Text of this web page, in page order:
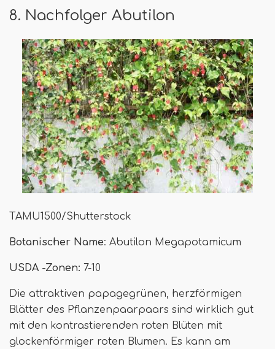
8. Nachfolger Abutilon
TAMU1500/Shutterstock
Botanischer Name: Abutilon Megapotamicum
USDA -Zonen: 7-10
Die attraktiven papagegrünen, herzförmigen
Blätter des Pflanzenpaarpaars sind wirklich gut
mit den kontrastierenden roten Blüten mit
glockenförmiger roten Blumen. Es kann am